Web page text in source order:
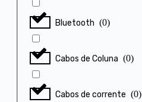
Bluetooth (0)
Cabos de Coluna (0)
Cabos de corrente (0)